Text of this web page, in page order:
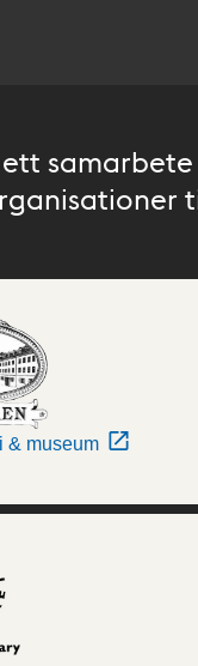
& museum